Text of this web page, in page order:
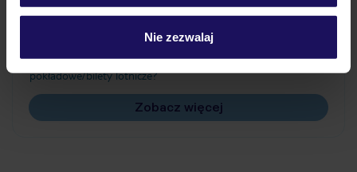
Nie zezwalaj
Czy w Hotelu będzie przedstawiciel TUI?
Na jakiej podstawie i gdzie otrzymam karty
pokładowe/bilety lotnicze?
Zobacz więcej